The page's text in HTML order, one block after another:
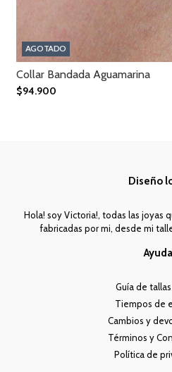
AGOTADO
Collar Bandada Aguamarina
$94.900
Diseño
Hola! soy Victoria!, todas las joyas
fabricadas por mi, desde mi
Ayuda
Guía de
Tiempos de
Cambios y
Términos y
Política de